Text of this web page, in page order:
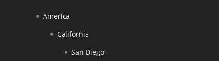
America
California
San Diego